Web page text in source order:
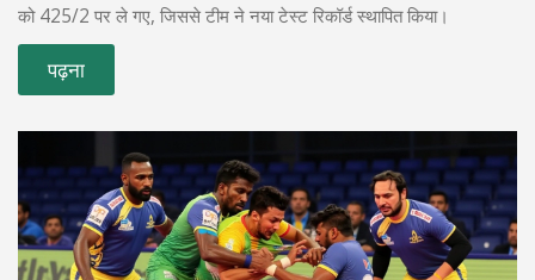
को 425/2 पर ले गए, जिससे टीम ने नया टेस्ट रिकॉर्ड स्थापित किया।
पढ़ना